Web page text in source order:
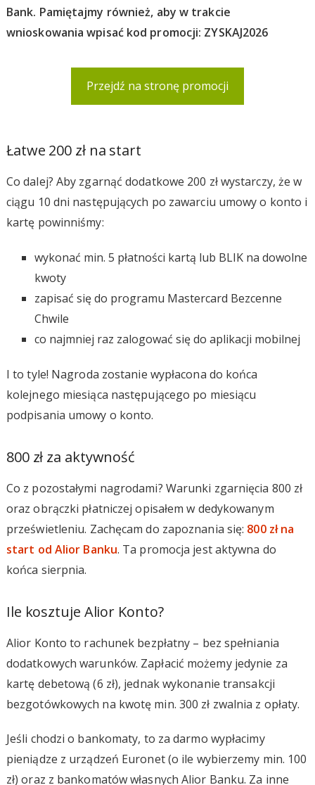
Bank. Pamiętajmy również, aby w trakcie
wnioskowania wpisać kod promocji: ZYSKAJ2026
Przejdź na stronę promocji
Łatwe 200 zł na start
Co dalej? Aby zgarnąć dodatkowe 200 zł wystarczy, że w
ciągu 10 dni następujących po zawarciu umowy o konto i
kartę powinniśmy:
wykonać min. 5 płatności kartą lub BLIK na dowolne
kwoty
zapisać się do programu Mastercard Bezcenne
Chwile
co najmniej raz zalogować się do aplikacji mobilnej
I to tyle! Nagroda zostanie wypłacona do końca
kolejnego miesiąca następującego po miesiącu
podpisania umowy o konto.
800 zł za aktywność
Co z pozostałymi nagrodami? Warunki zgarnięcia 800 zł
oraz obrączki płatniczej opisałem w dedykowanym
prześwietleniu. Zachęcam do zapoznania się: 800 zł na
start od Alior Banku. Ta promocja jest aktywna do
końca sierpnia.
Ile kosztuje Alior Konto?
Alior Konto to rachunek bezpłatny – bez spełniania
dodatkowych warunków. Zapłacić możemy jedynie za
kartę debetową (6 zł), jednak wykonanie transakcji
bezgotówkowych na kwotę min. 300 zł zwalnia z opłaty.
Jeśli chodzi o bankomaty, to za darmo wypłacimy
pieniądze z urządzeń Euronet (o ile wybierzemy min. 100
zł) oraz z bankomatów własnych Alior Banku. Za inne